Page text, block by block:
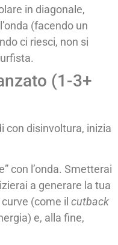
in diagonale,
(facendo un
ci riesci, non si
(1-3+
con disinvoltura, inizia
con l’onda. Smetterai
a generare la tua
(come il cutback
e, alla fine,